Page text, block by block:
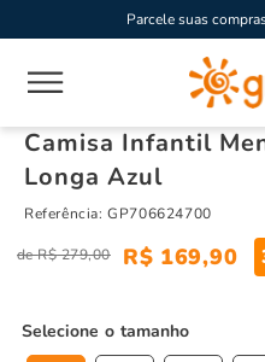
Parcele suas
Camisa Infantil
Longa Azul
Referência:GP706624700
R$ 279,00 R$ 169,90
tamanho